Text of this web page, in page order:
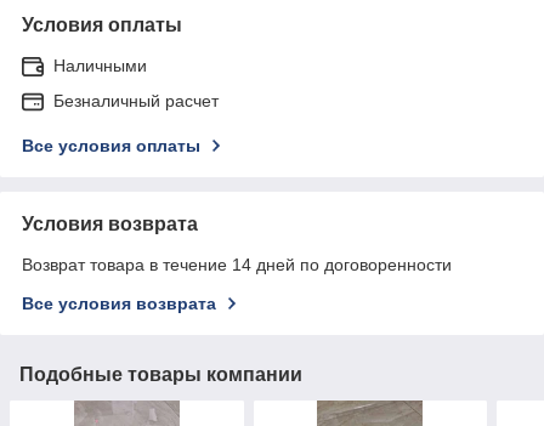
Условия оплаты
Наличными
Безналичный расчет
Все условия оплаты
Условия возврата
Возврат товара в течение 14 дней по договоренности
Все условия возврата
Подобные товары компании